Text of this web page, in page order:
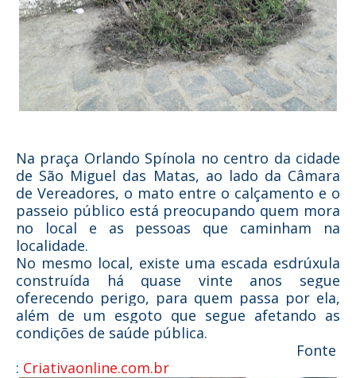
Na praça Orlando Spínola no centro da cidade
de São Miguel das Matas, ao lado da Câmara
de Vereadores, o mato entre o calçamento e o
passeio público está preocupando quem mora
no local e as pessoas que caminham na
localidade.
No mesmo local, existe uma escada esdrúxula
construída há quase vinte anos segue
oferecendo perigo, para quem passa por ela,
além de um esgoto que segue afetando as
condições de saúde pública.
Fonte
: Criativaonline.com.br